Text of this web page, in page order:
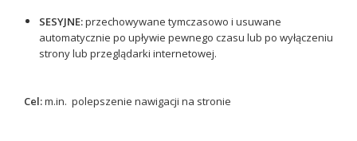
SESYJNE:przechowywane tymczasowo i usuwane
automatycznie po upływie pewnego czasu lub po wyłączeniu
strony lub przeglądarki internetowej.
Cel:m.in. polepszenie nawigacji na stronie